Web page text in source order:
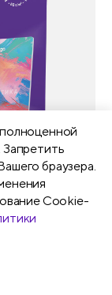
Запретить
браузера.
Cookie-